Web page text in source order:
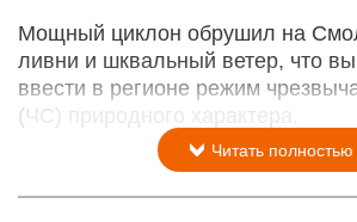
Мощный циклон обрушил на
ливни и шквальный ветер, что
ввести в регионе режим
(ЧС) природного характера.
Читать полностью